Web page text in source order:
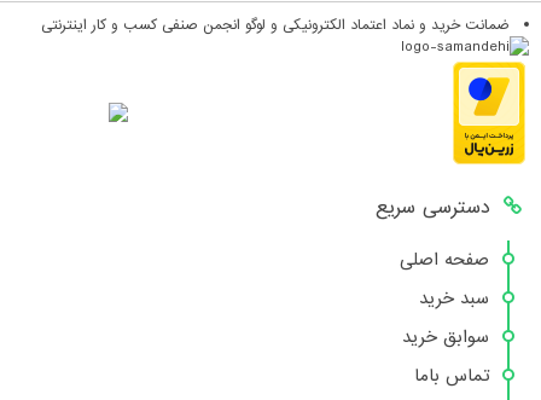
ضمانت خرید و نماد اعتماد الکترونیکی و لوگو انجمن صنفی کسب و کار اینترنتی
دسترسی سریع
صفحه اصلی
سبد خرید
سوابق خرید
تماس باما